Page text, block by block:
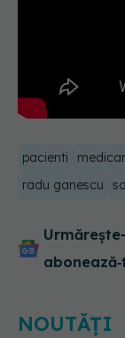
pacienti
radu ganescu
NOUTĂȚI